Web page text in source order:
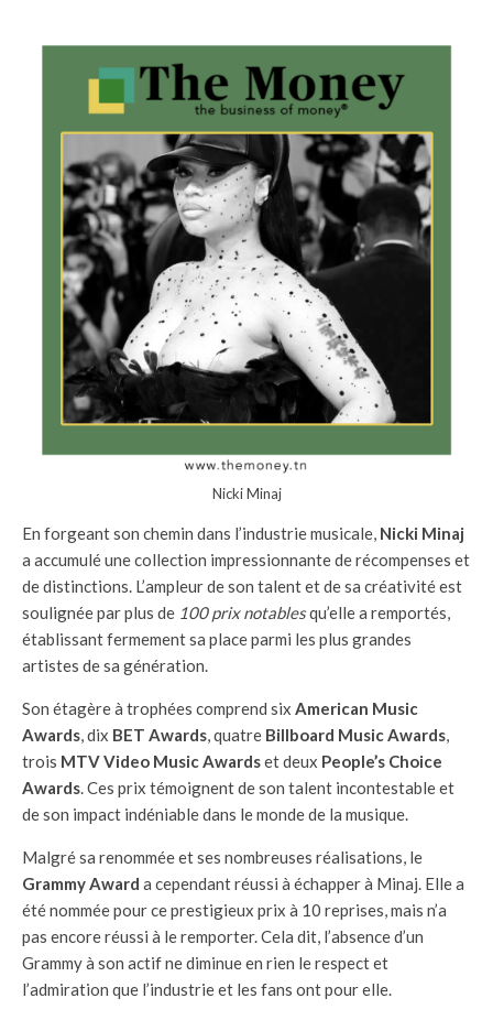
Nicki Minaj
En forgeant son chemin dans l’industrie musicale, Nicki Minaj
a accumulé une collection impressionnante de récompenses et
de distinctions. L’ampleur de son talent et de sa créativité est
soulignée par plus de 100 prix notablesqu’elle a remportés,
établissant fermement sa place parmi les plus grandes
artistes de sa génération.
Son étagère à trophées comprend six American Music
Awards , dix BET Awards , quatre Billboard Music Awards
trois MTV Video Music Awardset deux People’s Choice
Awards . Ces prix témoignent de son talent incontestable et
de son impact indéniable dans le monde de la musique.
Malgré sa renommée et ses nombreuses réalisations, le
Grammy Award a cependant réussi à échapper à Minaj. Elle a
été nommée pour ce prestigieux prix à 10 reprises, mais n’a
pas encore réussi à le remporter. Cela dit, l’absence d’un
Grammy à son actif ne diminue en rien le respect et
l’admiration que l’industrie et les fans ont pour elle.